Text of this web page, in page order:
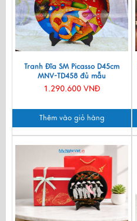
Tranh Đĩa SM Picasso D45cm
MNV-TD458 đủ mẫu
1.290.600 VNĐ
Thêm vào giỏ hàng